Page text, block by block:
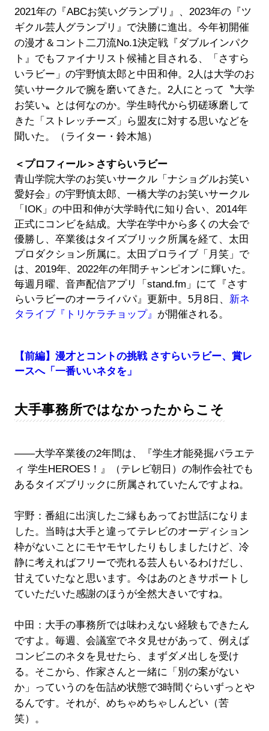
2021年の『ABCお笑いグランプリ』、2023年の『ツ
ギクル芸人グランプリ』で決勝に進出。今年初開催
の漫才＆コント二刀流No.1決定戦『ダブルインパク
ト』でもファイナリスト候補と目される、「さすら
いラビー」の宇野慎太郎と中田和伸。2人は大学のお
笑いサークルで腕を磨いてきた。2人にとって〝大学
お笑い〟とは何なのか。学生時代から切磋琢磨して
きた「ストレッチーズ」ら盟友に対する思いなどを
聞いた。（ライター・鈴木旭）
＜プロフィール＞さすらいラビー
青山学院大学のお笑いサークル「ナショグルお笑い
愛好会」の宇野慎太郎、一橋大学のお笑いサークル
「IOK」の中田和伸が大学時代に知り合い、2014年
正式にコンビを結成。大学在学中から多くの大会で
優勝し、卒業後はタイズブリック所属を経て、太田
プロダクション所属に。太田プロライブ「月笑」で
は、2019年、2022年の年間チャンピオンに輝いた。
毎週月曜、音声配信アプリ「stand.fm」にて『さす
らいラビーのオーライパパ』更新中。5月8日、 新ネ
タライブ『トリケラチョップ』 が開催される。
【前編】漫才とコントの挑戦 さすらいラビー、賞レ
ースへ「一番いいネタを」
大手事務所ではなかったからこそ
――大学卒業後の2年間は、『学生才能発掘バラエテ
ィ 学生HEROES！』（テレビ朝日）の制作会社でも
あるタイズブリックに所属されていたんですよね。
宇野：番組に出演したご縁もあってお世話になりま
した。当時は大手と違ってテレビのオーディション
枠がないことにモヤモヤしたりもしましたけど、冷
静に考えればフリーで売れる芸人もいるわけだし、
甘えていたなと思います。今はあのときサポートし
ていただいた感謝のほうが全然大きいですね。
中田：大手の事務所では味わえない経験もできたん
ですよ。毎週、会議室でネタ見せがあって、例えば
コンビニのネタを見せたら、まずダメ出しを受け
る。そこから、作家さんと一緒に「別の案がない
か」っていうのを缶詰め状態で3時間ぐらいずっとや
るんです。それが、めちゃめちゃしんどい（苦
笑）。